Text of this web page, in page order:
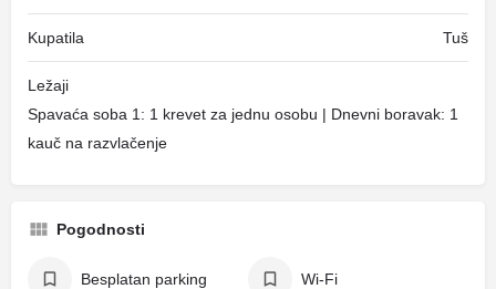
Kupatila Tuš
Ležaji
Spavaća soba 1: 1 krevet za jednu osobu | Dnevni boravak: 1
kauč na razvlačenje
Pogodnosti
Besplatan parking Wi-Fi